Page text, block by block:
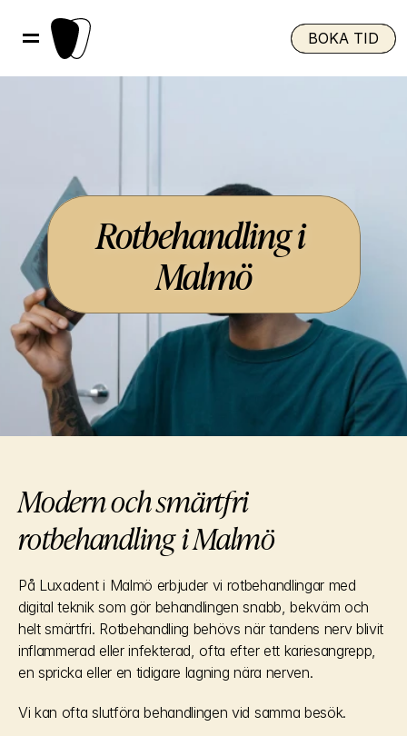
BOKA TID
Rotbehandling i
Malmö
Modern och smärtfri
rotbehandling i Malmö
På Luxadent i Malmö erbjuder vi rotbehandlingar med
digital teknik som gör behandlingen snabb, bekväm och
helt smärtfri. Rotbehandling behövs när tandens nerv blivit
inflammerad eller infekterad, ofta efter ett kariesangrepp,
en spricka eller en tidigare lagning nära nerven.
Vi kan ofta slutföra behandlingen vid samma besök.